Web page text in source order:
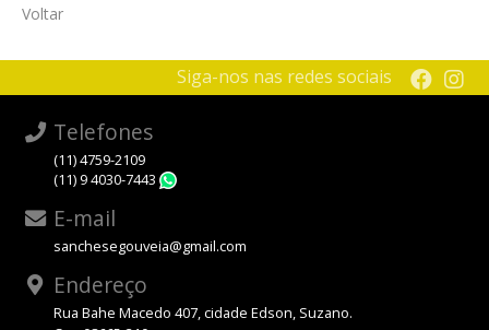
Voltar
Siga-nos nas redes sociais
Telefones
(11) 4759-2109
(11) 9 4030-7443
E-mail
sanchesegouveia@gmail.com
Endereço
Rua Bahe Macedo 407, cidade Edson, Suzano.